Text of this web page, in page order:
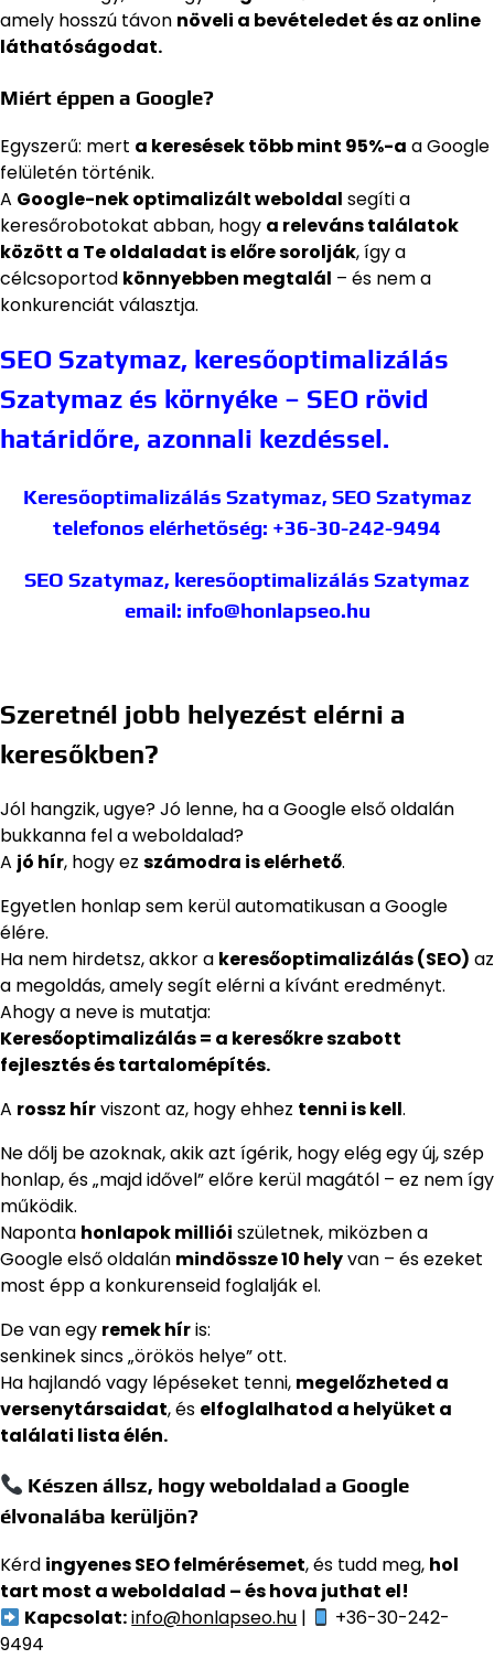
amely hosszú távon növeli a bevételedet és az online
láthatóságodat.
Miért éppen a Google?
Egyszerű: mert a keresések több mint 95%-a a Google
felületén történik.
A Google-nek optimalizált weboldal segíti a
keresőrobotokat abban, hogy a releváns találatok
között a Te oldaladat is előre sorolják, így a
célcsoportod könnyebben megtalál – és nem a
konkurenciát választja.
SEO Szatymaz, keresőoptimalizálás
Szatymaz és környéke – SEO rövid
határidőre, azonnali kezdéssel.
Keresőoptimalizálás Szatymaz, SEO Szatymaz
telefonos elérhetőség: +36-30-242-9494
SEO Szatymaz, keresőoptimalizálás Szatymaz
email: info@honlapseo.hu
Szeretnél jobb helyezést elérni a
keresőkben?
Jól hangzik, ugye? Jó lenne, ha a Google első oldalán
bukkanna fel a weboldalad?
A jó hír, hogy ez számodra is elérhető.
Egyetlen honlap sem kerül automatikusan a Google
élére.
Ha nem hirdetsz, akkor a keresőoptimalizálás (SEO) az
a megoldás, amely segít elérni a kívánt eredményt.
Ahogy a neve is mutatja:
Keresőoptimalizálás = a keresőkre szabott
fejlesztés és tartalomépítés.
A rossz hírviszont az, hogy ehhez tenni is kell.
Ne dőlj be azoknak, akik azt ígérik, hogy elég egy új, szép
honlap, és „majd idővel” előre kerül magától – ez nem így
működik.
Naponta honlapok milliói születnek, miközben a
Google első oldalán mindössze 10 helyvan – és ezeket
most épp a konkurenseid foglalják el.
De van egy remek híris:
senkinek sincs „örökös helye” ott.
Ha hajlandó vagy lépéseket tenni, megelőzheted a
versenytársaidat, és elfoglalhatod a helyüket a
találati lista élén.
Készen állsz, hogy weboldalad a Google
élvonalába kerüljön?
Kérd ingyenes SEO felmérésemet, és tudd meg, hol
tart most a weboldalad – és hova juthat el!
Kapcsolat:info@honlapseo.hu |
+36-30-242-
9494